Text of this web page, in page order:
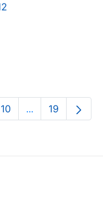
Use TAB to
Orrialdea
10 ...Intermediate
Orrialdea
19